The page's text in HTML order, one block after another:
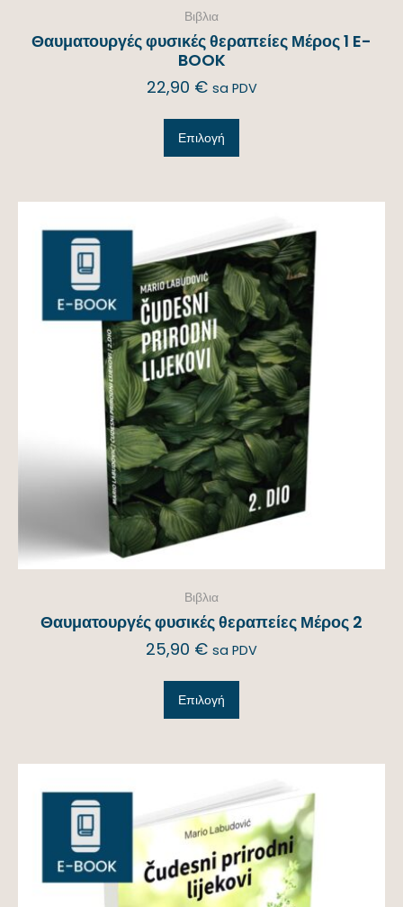
Βιβλια
Θαυματουργές φυσικές θεραπείες Μέρος 1 E-
BOOK
22,90 € sa PDV
Επιλογή
Βιβλια
Θαυματουργές φυσικές θεραπείες Μέρος 2
25,90 € sa PDV
Επιλογή